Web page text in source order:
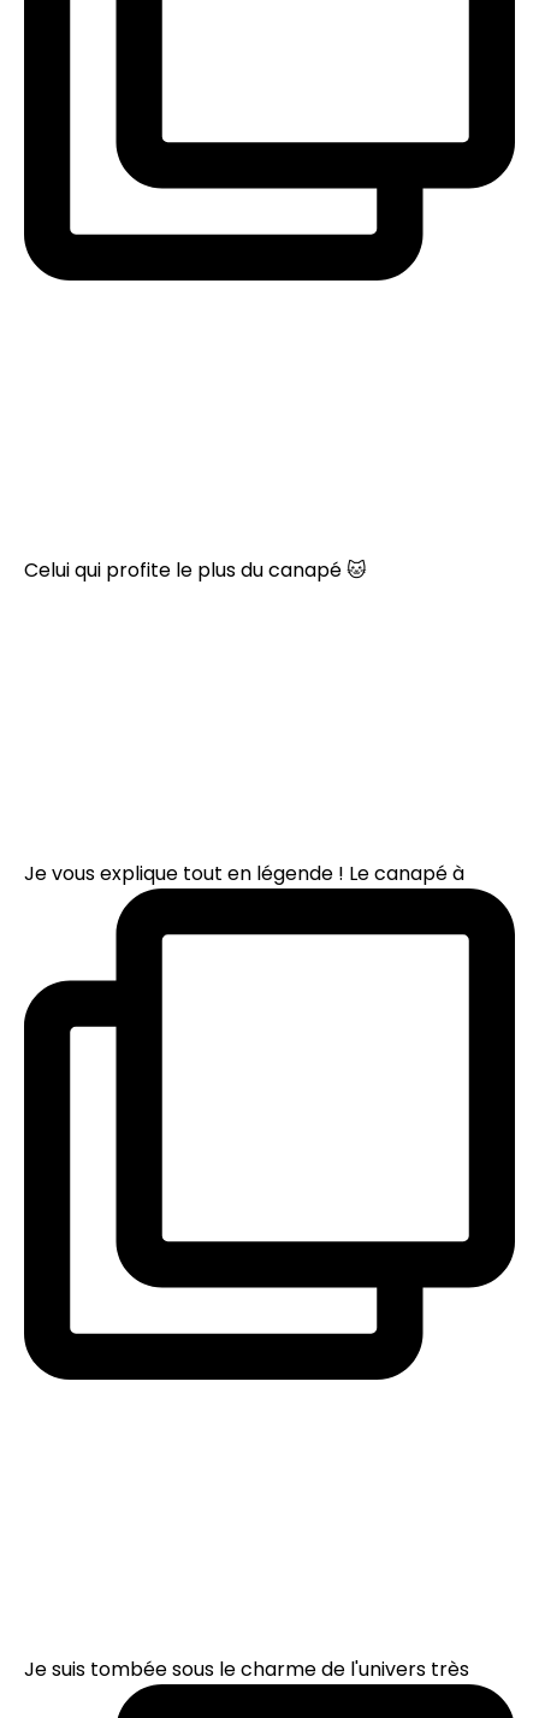
Celui qui profite le plus du canapé 🐱
Je vous explique tout en légende ! Le canapé à
Je suis tombée sous le charme de l'univers très